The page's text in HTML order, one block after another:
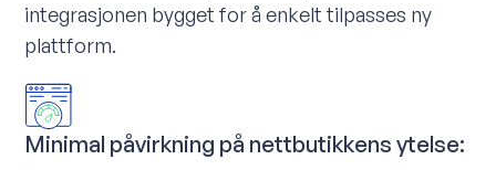
integrasjonen bygget for å enkelt tilpasses ny
plattform.
Minimal påvirkning på nettbutikkens ytelse: